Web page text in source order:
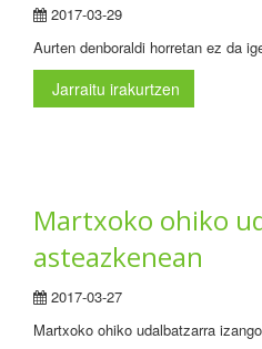
2017-03-29
Aurten denboraldi horretan ez da
Jarraitu irakurtzen
Martxoko ohiko
asteazkenean
2017-03-27
Martxoko ohiko udalbatzarra